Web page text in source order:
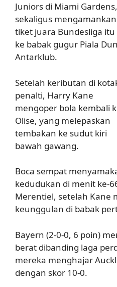
Juniors di Miami Gardens,
sekaligus mengamankan
tiket juara Bundesliga itu
ke babak gugur Piala
Antarklub.
Setelah keributan di
penalti, Harry Kane
mengoper bola kembali
Olise, yang melepaskan
tembakan ke sudut kiri
bawah gawang.
Boca sempat
kedudukan di menit ke-
Merentiel, setelah Kane
keunggulan di babak
Bayern (2-0-0, 6 poin)
berat dibanding laga
mereka menghajar
dengan skor 10-0.